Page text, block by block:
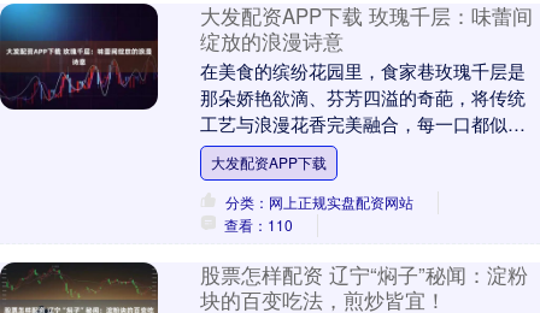
大发配资APP下载 玫瑰千层：味蕾间
绽放的浪漫诗意
在美食的缤纷花园里，食家巷玫瑰千层是
那朵娇艳欲滴、芬芳四溢的奇葩，将传统
工艺与浪漫花香完美融合，每一口都似在
味蕾间展开一幅诗意画卷。 一、原料溯
源：自然馈赠的浪....
大发配资APP下载
分类：网上正规实盘配资网站
查看：110
股票怎样配资 辽宁“焖子”秘闻：淀粉
块的百变吃法，煎炒皆宜！